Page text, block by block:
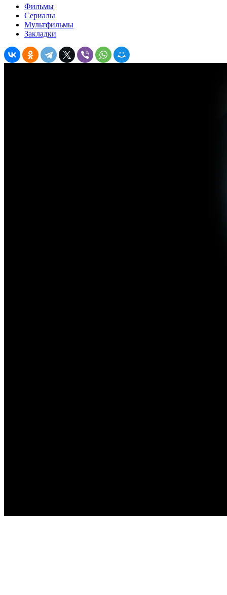
Фильмы
Сериалы
Мультфильмы
Закладки